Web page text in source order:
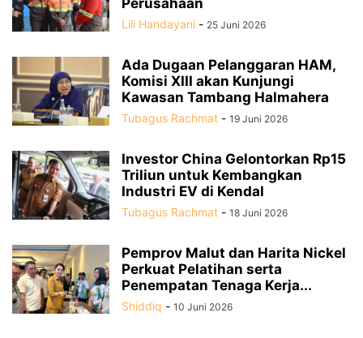
Perusahaan
Lili Handayani - 25 Juni 2026
Ada Dugaan Pelanggaran HAM,
Komisi XIII akan Kunjungi
Kawasan Tambang Halmahera
Tubagus Rachmat - 19 Juni 2026
Investor China Gelontorkan Rp15
Triliun untuk Kembangkan
Industri EV di Kendal
Tubagus Rachmat - 18 Juni 2026
Pemprov Malut dan Harita Nickel
Perkuat Pelatihan serta
Penempatan Tenaga Kerja...
Shiddiq - 10 Juni 2026